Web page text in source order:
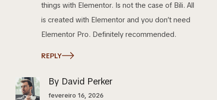
things with Elementor. Is not the case of Bili. All
is created with Elementor and you don’t need
Elementor Pro. Definitely recommended.
REPLY
By David Perker
fevereiro 16, 2026